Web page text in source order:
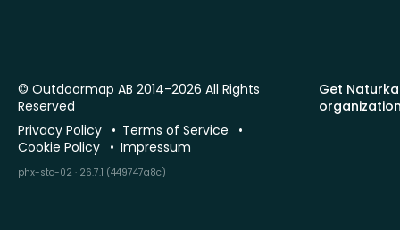
Get
© Outdoormap AB 2014-2026 All Rights
Reserved
Privacy Policy
Terms of Service
Cookie Policy
Impressum
phx-sto-02 · 26.7.1 (449747a8c)